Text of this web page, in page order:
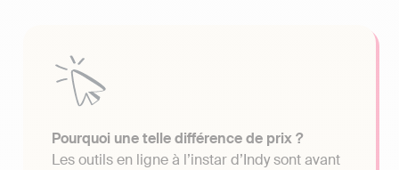
Pourquoi une telle différence de prix ?
Les outils en ligne à l’instar d’Indy sont avant